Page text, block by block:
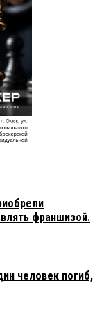
франшизой.
человек погиб,